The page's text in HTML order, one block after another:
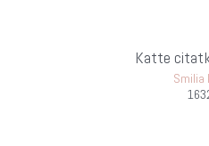
Katte
Smilia